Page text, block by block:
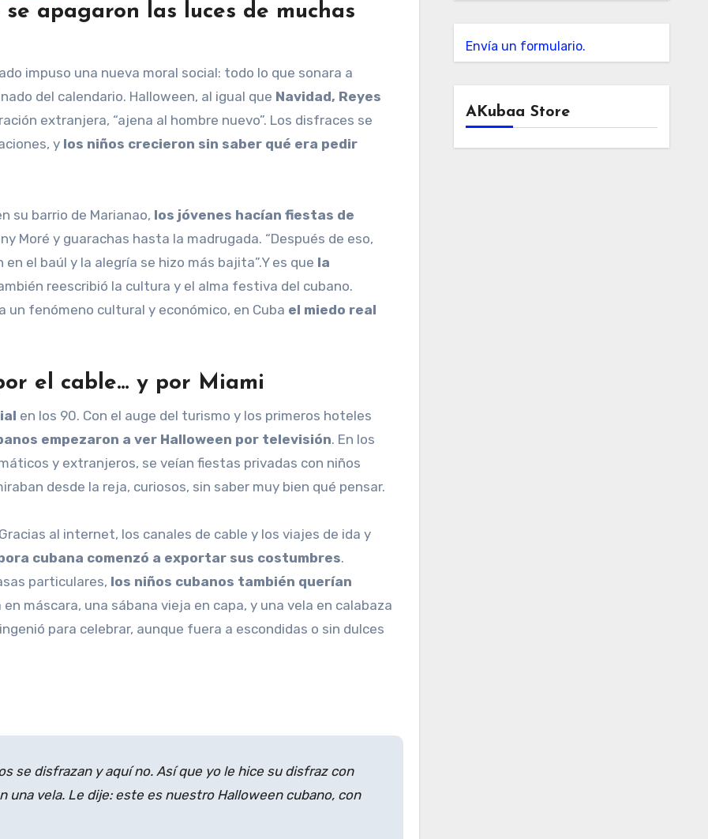
apagaron las luces de muchas
impuso una nueva moral social: todo lo que sonara a
del calendario. Halloween, al igual que Navidad, Reyes
extranjera, “ajena al hombre nuevo”. Los disfraces se
y los niños crecieron sin saber qué era pedir
su barrio de Marianao, los jóvenes hacían fiestas de
Moré y guarachas hasta la madrugada. “Después de eso,
el baúl y la alegría se hizo más bajita”.Y es que la
reescribió la cultura y el alma festiva del cubano.
un fenómeno cultural y económico, en Cuba el miedo real
el cable… y por Miami
en los 90. Con el auge del turismo y los primeros hoteles
empezaron a ver Halloween por televisión. En los
y extranjeros, se veían fiestas privadas con niños
desde la reja, curiosos, sin saber muy bien qué pensar.
al internet, los canales de cable y los viajes de ida y
cubana comenzó a exportar sus costumbres.
particulares, los niños cubanos también querían
máscara, una sábana vieja en capa, y una vela en calabaza
para celebrar, aunque fuera a escondidas o sin dulces
se disfrazan y aquí no. Así que yo le hice su disfraz con
una vela. Le dije: este es nuestro Halloween cubano, con
Envía un formulario.
AKubaa Store